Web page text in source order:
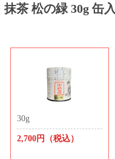
抹茶 松の緑 30g 缶入
30g
2,700円（税込）